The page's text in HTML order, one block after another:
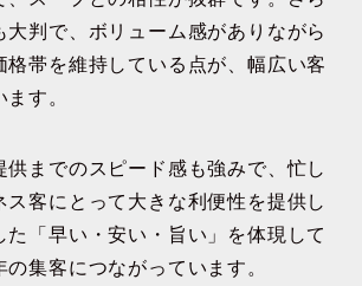
大判で、ボリューム感がありながら
格帯を維持している点が、幅広い客
す。
供までのスピード感も強みで、忙し
ス客にとって大きな利便性を提供し
た「早い・安い・旨い」を体現して
集客につながっています。